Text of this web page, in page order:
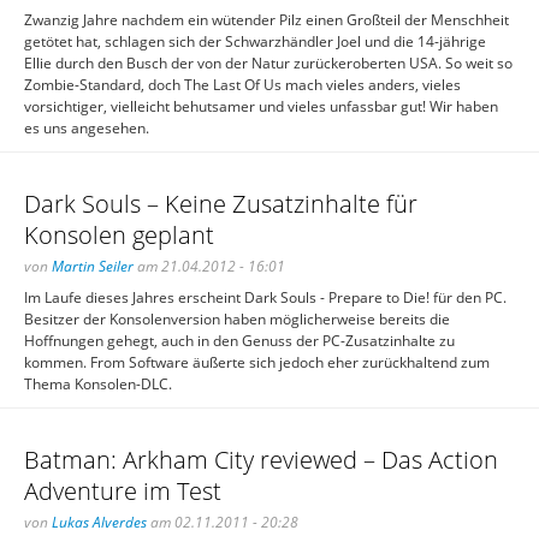
Zwanzig Jahre nachdem ein wütender Pilz einen Großteil der Menschheit
getötet hat, schlagen sich der Schwarzhändler Joel und die 14-jährige
Ellie durch den Busch der von der Natur zurückeroberten USA. So weit so
Zombie-Standard, doch The Last Of Us mach vieles anders, vieles
vorsichtiger, vielleicht behutsamer und vieles unfassbar gut! Wir haben
es uns angesehen.
Dark Souls – Keine Zusatzinhalte für
Konsolen geplant
von Martin Seileram 21.04.2012 - 16:01
Im Laufe dieses Jahres erscheint Dark Souls - Prepare to Die! für den PC.
Besitzer der Konsolenversion haben möglicherweise bereits die
Hoffnungen gehegt, auch in den Genuss der PC-Zusatzinhalte zu
kommen. From Software äußerte sich jedoch eher zurückhaltend zum
Thema Konsolen-DLC.
Batman: Arkham City reviewed – Das Action
Adventure im Test
von Lukas Alverdesam 02.11.2011 - 20:28